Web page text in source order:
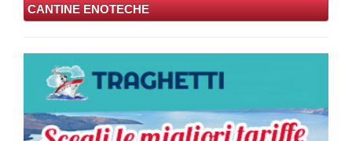
CANTINE ENOTECHE